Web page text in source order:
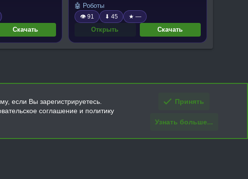
Скачать
🤖 Роботы
👁 91 ⬇ 45 ★ —
Открыть Скачать
Главная
R
S
если Вы зарегистрируетесь.
соглашение и политику
Принять
Узнать больше...